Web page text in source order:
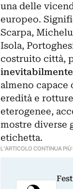
una delle
europeo.
Scarpa,
Isola,
costruito città,
almeno
eredità e
eterogenee,
mostre diverse
etichetta.
L'ARTICOLO CONTINUA PIÙ